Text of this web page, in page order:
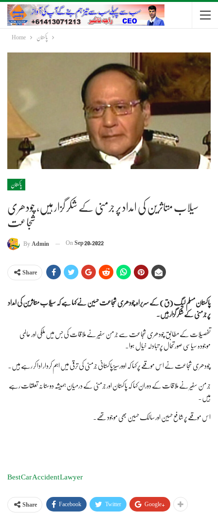
Home پاکستان
پاکستان
سیلاب متاثرین کی امداد پر جرمنی کے شکر گزار ہیں، چودھری
شجاعت
ByAdmin OnSep 20, 2022
Share
پاکستان مسلم لیگ (ق) کے سربراہ چودھری شجاعت حسین نے کہا ہے کہسیلاب متاثرین کی امداد
پر جرمنی کے شکر گزار ہیں۔
تفصیلات کے مطابق چودھری شجاعت سے جرمن سفیر نے ملاقات کی جس میں ملکی اور عالمی
موجودہ سیاسی صورتحال پر تبادلہ خیال ہوا۔
چودھری شجاعت نے اس موقعے پر کہا کہ اوورسیز پاکستانی جرمنی کی ترقی میں اہم کردار ادا کر رہے ہیں۔
جرمن سفیر نے ملاقات کے دوران کہا کہ پاکستان اور جرمنی کے درمیان ہمیشہ دوستانہ تعلقات رہے
ہیں۔
اس موقعے پر شافع حسین اور سالک حسین بھی موجود تھے۔
Best Car Accident Lawyer
Share Facebook Twitter Google+